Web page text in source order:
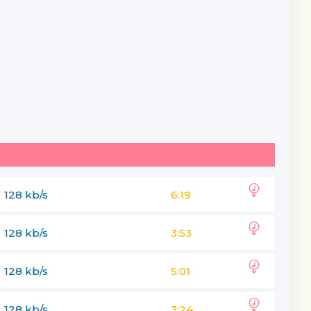
128 kb/s 6:19
128 kb/s 3:53
128 kb/s 5:01